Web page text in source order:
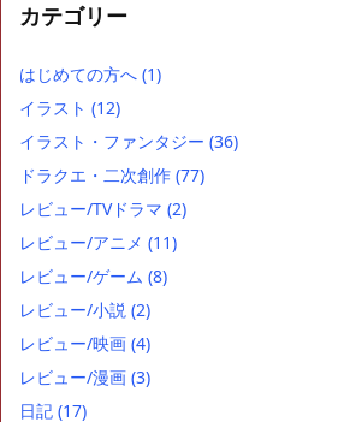
カテゴリー
はじめての方へ (1)
イラスト (12)
イラスト・ファンタジー (36)
ドラクエ・二次創作 (77)
レビュー/TVドラマ (2)
レビュー/アニメ (11)
レビュー/ゲーム (8)
レビュー/小説 (2)
レビュー/映画 (4)
レビュー/漫画 (3)
日記 (17)